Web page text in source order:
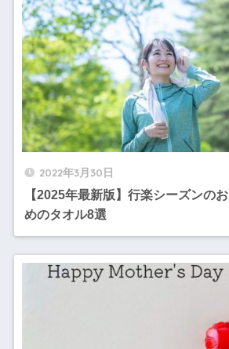
2022年3月30日
【2025年最新版】行楽シーズンの
めのタオル8選